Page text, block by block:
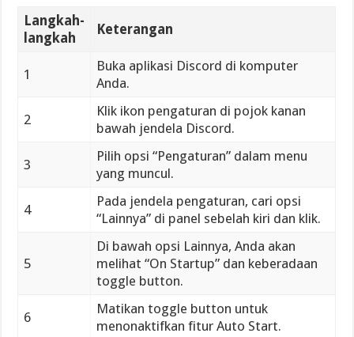
Langkah-
langkah
Keterangan
1
Buka aplikasi Discord di komputer
Anda.
2
Klik ikon pengaturan di pojok kanan
bawah jendela Discord.
3
Pilih opsi “Pengaturan” dalam menu
yang muncul.
4
Pada jendela pengaturan, cari opsi
“Lainnya” di panel sebelah kiri dan klik.
5
Di bawah opsi Lainnya, Anda akan
melihat “On Startup” dan keberadaan
toggle button.
6
Matikan toggle button untuk
menonaktifkan fitur Auto Start.